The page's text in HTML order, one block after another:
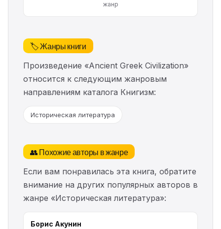
жанр
🏷️ Жанры книги
Произведение «Ancient Greek Civilization»
относится к следующим жанровым
направлениям каталога Книгизм:
Историческая литература
👥 Похожие авторы в жанре
Если вам понравилась эта книга, обратите
внимание на других популярных авторов в
жанре «Историческая литература»:
Борис Акунин